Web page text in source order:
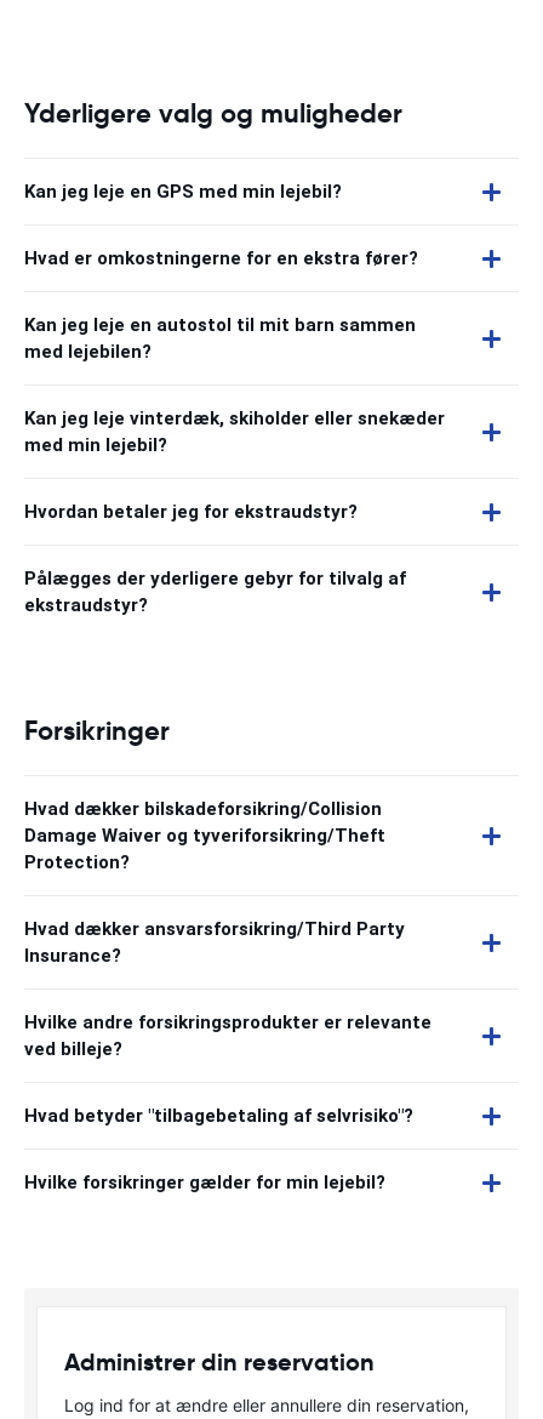
Yderligere valg og muligheder
Kan jeg leje en GPS med min lejebil?
Hvad er omkostningerne for en ekstra fører?
Kan jeg leje en autostol til mit barn sammen
med lejebilen?
Kan jeg leje vinterdæk, skiholder eller snekæder
med min lejebil?
Hvordan betaler jeg for ekstraudstyr?
Pålægges der yderligere gebyr for tilvalg af
ekstraudstyr?
Forsikringer
Hvad dækker bilskadeforsikring/Collision
Damage Waiver og tyveriforsikring/Theft
Protection?
Hvad dækker ansvarsforsikring/Third Party
Insurance?
Hvilke andre forsikringsprodukter er relevante
ved billeje?
Hvad betyder "tilbagebetaling af selvrisiko"?
Hvilke forsikringer gælder for min lejebil?
Administrer din reservation
Log ind for at ændre eller annullere din reservation,